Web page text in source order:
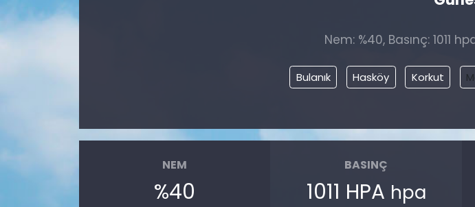
Nem: %40, Basınç: 1011
Bulanık Hasköy Korkut
NEM
%40
BASINÇ
1011 HPA hpa